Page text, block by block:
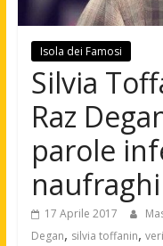
Isola dei Famosi
Silvia
Raz
parole
naufraghi
17 Aprile 2017
Degan, silvia toffanin,